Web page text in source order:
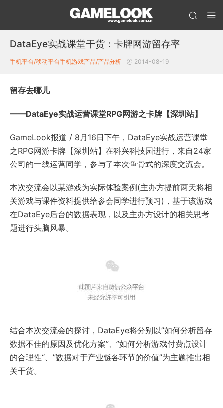
DataEye实战课堂干货：卡牌网游留存率
手机平台/移动平台手机游戏产品/产品分析 2014-08-19
留存去哪儿
——DataEye实战运营课堂RPG网游之卡牌【深圳站】
GameLook报道 / 8月16日下午，DataEye实战运营课堂
之RPG网游卡牌【深圳站】在科兴科技园进行，来自24家
公司的一线运营同学，参与了本次鱼骨式的深度交流会。
本次交流会以某游戏为实际体验案例(主办方提前两天将相
关游戏与课件资料提供给参会同学进行预习)，基于该游戏
在DataEye后台的数据表现，以及主办方设计的相关思考
题进行头脑风暴。
结合本次交流会的探讨，DataEye将分别以”如何分析留存
数据不佳的原因及优化方案”、”如何分析游戏付费点设计
的合理性“、”数据对于产业链各环节的价值”为主题推出相
关干货。